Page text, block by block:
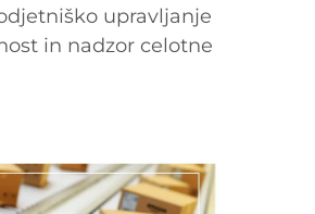
upravljanje
in nadzor celotne